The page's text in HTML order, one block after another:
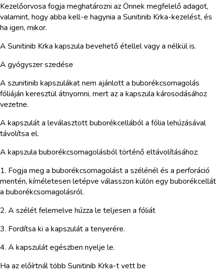
Kezelőorvosa fogja meghatározni az Önnek megfelelő adagot,
valamint, hogy abba kell-e hagynia a Sunitinib Krka-kezelést, és
ha igen, mikor.
A Sunitinib Krka kapszula bevehető étellel vagy a nélkül is.
A gyógyszer szedése
A szunitinib kapszulákat nem ajánlott a buborékcsomagolás
fóliáján keresztül átnyomni, mert az a kapszula károsodásához
vezetne.
A kapszulát a leválasztott buborékcellából a fólia lehúzásával
távolítsa el.
A kapszula buborékcsomagolásból történő eltávolításához:
1. Fogja meg a buborékcsomagolást a szélénél és a perforáció
mentén, kíméletesen letépve válasszon külön egy buborékcellát
a buborékcsomagolásról.
2. A szélét felemelve húzza le teljesen a fóliát
3. Fordítsa ki a kapszulát a tenyerére.
4. A kapszulát egészben nyelje le.
Ha az előírtnál több Sunitinib Krka-t vett be